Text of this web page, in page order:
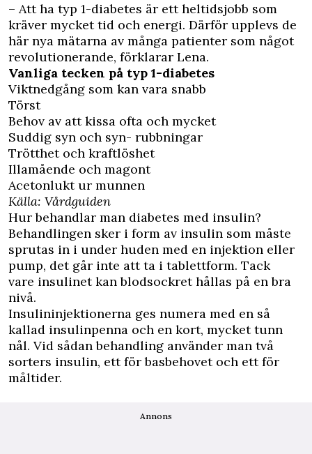
– Att ha typ 1-diabetes är ett heltidsjobb som
kräver mycket tid och energi. Därför upplevs de
här nya mätarna av många patienter som något
revolutionerande, förklarar Lena.
Vanliga tecken på typ 1-diabetes
Viktnedgång som kan vara snabb
Törst
Behov av att kissa ofta och mycket
Suddig syn och syn- rubbningar
Trötthet och kraftlöshet
Illamående och magont
Acetonlukt ur munnen
Källa: Vårdguiden
Hur behandlar man diabetes med insulin?
Behandlingen sker i form av insulin som måste
sprutas in i under huden med en injektion eller
pump, det går inte att ta i tablettform. Tack
vare insulinet kan blodsockret hållas på en bra
nivå.
Insulininjektionerna ges numera med en så
kallad insulinpenna och en kort, mycket tunn
nål. Vid sådan behandling använder man två
sorters insulin, ett för basbehovet och ett för
måltider.
Annons